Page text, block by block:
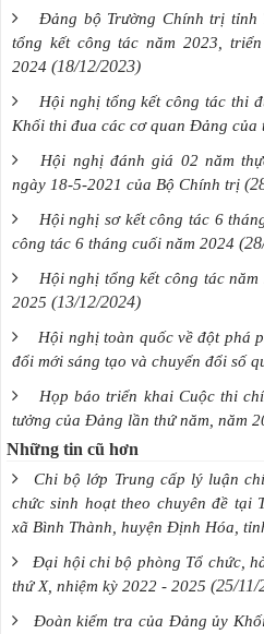
Đảng bộ Trường Chính trị tỉnh
tổng kết công tác năm 2023,
2024 (18/12/2023)
Hội nghị tổng kết công tác thi
Khối thi đua các cơ quan Đảng của
Hội nghị đánh giá 02 năm
ngày 18-5-2021 của Bộ Chính trị
Hội nghị sơ kết công tác 6
công tác 6 tháng cuối năm 2024
Hội nghị tổng kết công tác
2025 (13/12/2024)
Hội nghị toàn quốc về đột phá
đổi mới sáng tạo và chuyển đổi số
Họp báo triển khai Cuộc thi
tưởng của Đảng lần thứ năm, năm
Những tin cũ hơn
Chi bộ lớp Trung cấp lý luận
chức sinh hoạt theo chuyên đề tại
xã Bình Thành, huyện Định Hóa,
Đại hội chi bộ phòng Tổ chức,
thứ X, nhiệm kỳ 2022 - 2025 (25/11/
Đoàn kiểm tra của Đảng ủy